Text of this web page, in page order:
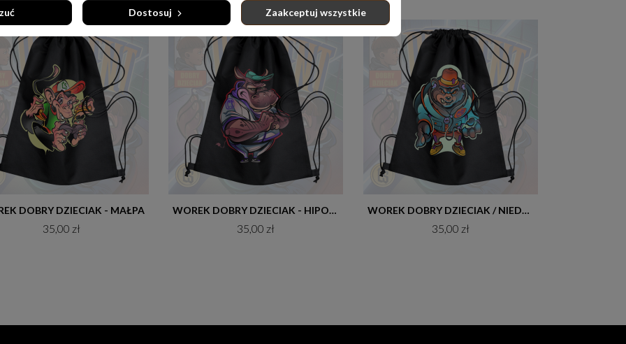
Do koszyka
DOBRY DZIECIAK - MAŁPA
35,00 zł
Do koszyka WOREK DOBRY DZIECIAK - HIPOPOTAM
35,00 zł
Do koszyka WOREK DOBRY DZIECIAK / NIEDŹWIEDŹ
35,00 zł
Dostosuj Zaakceptuj wszystkie